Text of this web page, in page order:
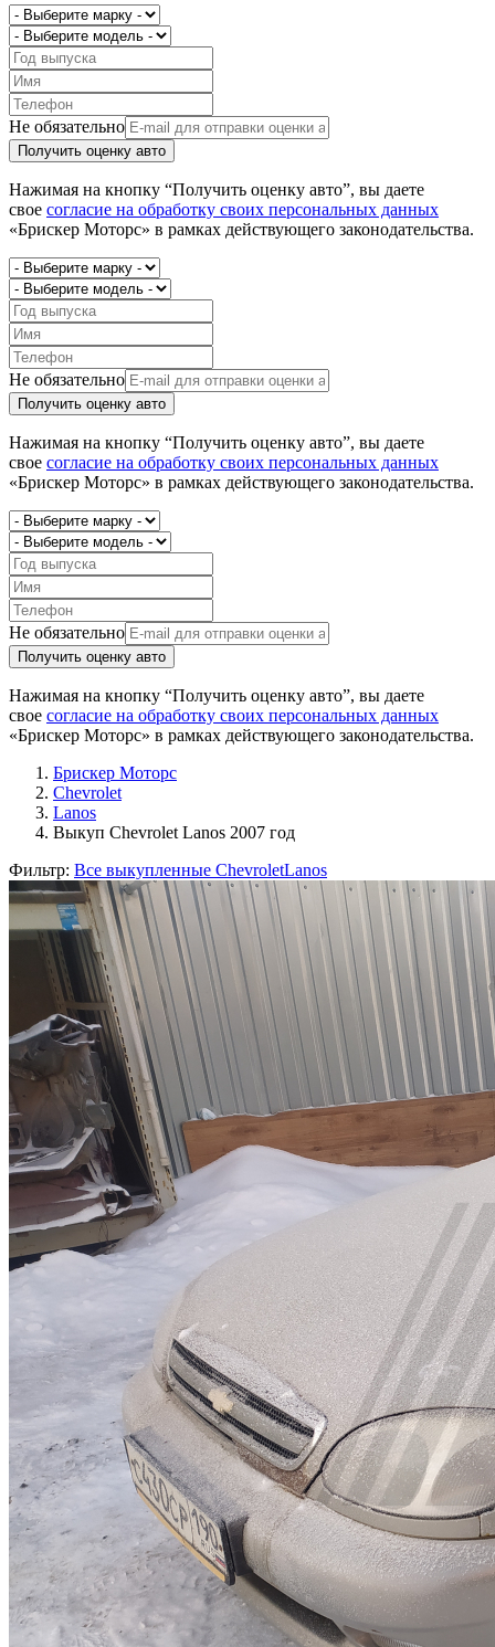
Не обязательно
Получить оценку авто
Нажимая на кнопку “Получить оценку авто”, вы даете
свое согласие на обработку своих персональных данных
«Брискер Моторс» в рамках действующего законодательства.
Не обязательно
Получить оценку авто
Нажимая на кнопку “Получить оценку авто”, вы даете
свое согласие на обработку своих персональных данных
«Брискер Моторс» в рамках действующего законодательства.
Не обязательно
Получить оценку авто
Нажимая на кнопку “Получить оценку авто”, вы даете
свое согласие на обработку своих персональных данных
«Брискер Моторс» в рамках действующего законодательства.
Брискер Моторс
Chevrolet
Lanos
Выкуп Chevrolet Lanos 2007 год
Фильтр: Все выкупленные ChevroletLanos